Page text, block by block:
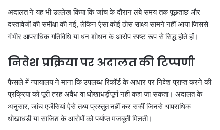
अदालत ने यह भी उल्लेख किया कि जांच के दौरान लंबे समय तक पूछताछ और
दस्तावेजों की समीक्षा की गई, लेकिन ऐसा कोई ठोस साक्ष्य सामने नहीं आया जिससे
गंभीर आपराधिक गतिविधि या धन शोधन के आरोप स्पष्ट रूप से सिद्ध होते हों।
निवेश प्रक्रिया पर अदालत की टिप्पणी
फैसले में न्यायालय ने माना कि उपलब्ध रिकॉर्ड के आधार पर निवेश प्राप्त करने की
प्रक्रिया को पूरी तरह अवैध या धोखाधड़ीपूर्ण नहीं कहा जा सकता। अदालत के
अनुसार, जांच एजेंसियां ऐसे तथ्य प्रस्तुत नहीं कर सकीं जिनसे आपराधिक
धोखाधड़ी या साजिश के आरोपों को पर्याप्त मजबूती मिलती।